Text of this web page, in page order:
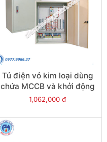
Tủ điện vỏ kim loại dùng
chứa MCCB và khởi động
từ - Model CKE6+4
1,062,000 đ